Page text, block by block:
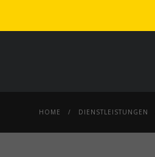
HOME DIENSTLEISTUNGEN